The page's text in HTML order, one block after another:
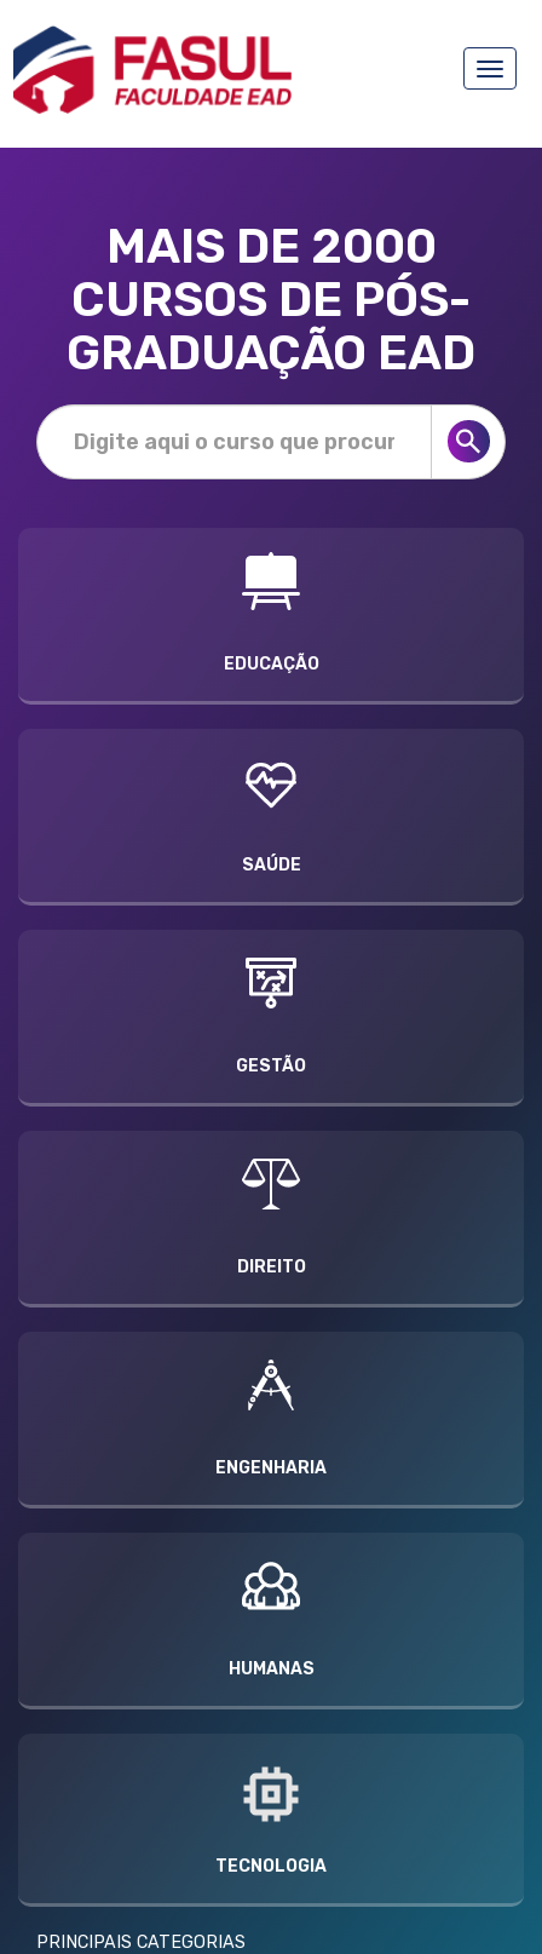
Toggle
MAIS DE 2000
CURSOS DE PÓS-
GRADUAÇÃO EAD
EDUCAÇÃO
SAÚDE
GESTÃO
DIREITO
ENGENHARIA
HUMANAS
TECNOLOGIA
PRINCIPAIS CATEGORIAS